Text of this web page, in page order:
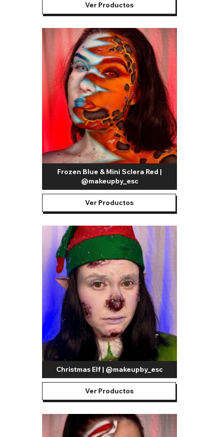
Ver Productos
Frozen Blue & Mini Sclera Red |
@makeupby_esc
Ver Productos
Christmas Elf | @makeupby_esc
Ver Productos